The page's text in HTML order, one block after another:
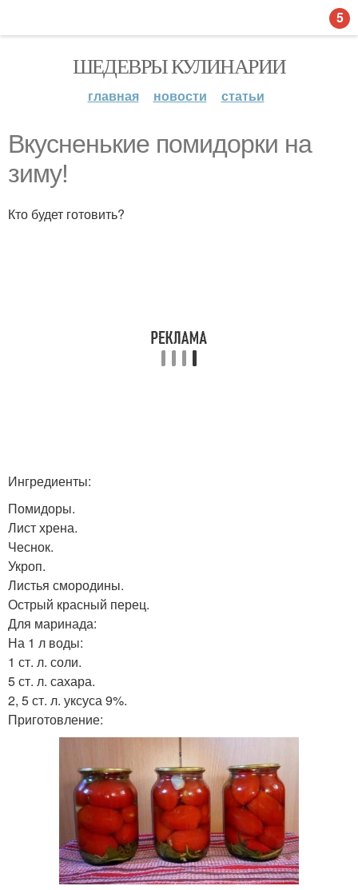
ШЕДЕВРЫ КУЛИНАРИИ
главная новости статьи
Вкусненькие помидорки на
зиму!
Кто будет готовить?
Ингредиенты:
Помидоры.
Лист хрена.
Чеснок.
Укроп.
Листья смородины.
Острый красный перец.
Для маринада:
На 1 л воды:
1 ст. л. соли.
5 ст. л. сахара.
2, 5 ст. л. уксуса 9%.
Приготовление:
5